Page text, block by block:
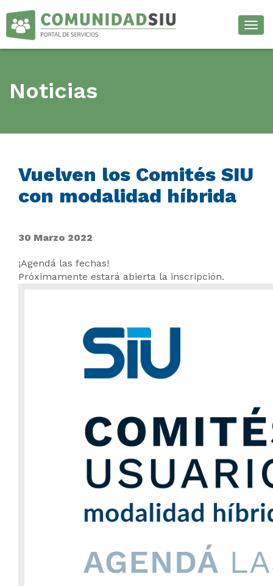
Noticias
Vuelven los Comités SIU
con modalidad híbrida
30 Marzo 2022
¡Agendá las fechas!
Próximamente estará abierta la inscripción.